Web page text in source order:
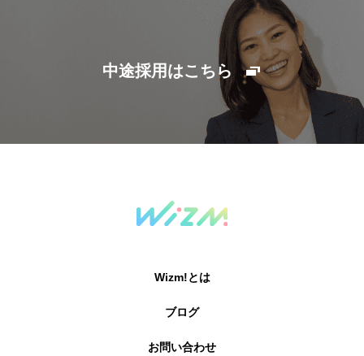
中途採用はこちら
Wizm!とは
ブログ
お問い合わせ